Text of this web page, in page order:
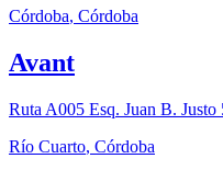
Córdoba, Córdoba
Avant
Ruta A005 Esq. Juan B. Justo
Río Cuarto, Córdoba